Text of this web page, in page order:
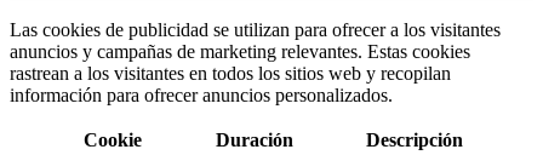
Las cookies de publicidad se utilizan para ofrecer a los visitantes
anuncios y campañas de marketing relevantes. Estas cookies
rastrean a los visitantes en todos los sitios web y recopilan
información para ofrecer anuncios personalizados.
Cookie Duración Descripción